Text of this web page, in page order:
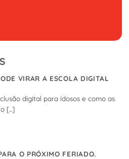
VIRAR A ESCOLA DIGITAL
digital para idosos e como as
[...]
O PRÓXIMO FERIADO.